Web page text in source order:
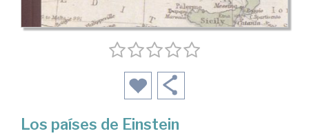
Los países de Einstein